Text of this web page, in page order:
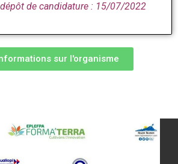
de candidature : 15/07/2022
sur l'organisme